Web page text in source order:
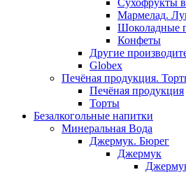
Сухофрукты
Мармелад.
Шоколадные
Конфеты
Другие
Globex
Печёная продукция.
Печёная продукция
Торты
Безалкогольные напитки
Минеральная Вода
Джермук. Бюрег
Джермук